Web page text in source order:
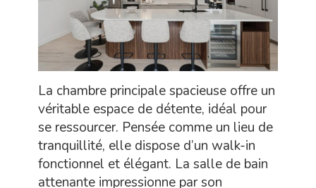
La chambre principale spacieuse offre un
véritable espace de détente, idéal pour
se ressourcer. Pensée comme un lieu de
tranquillité, elle dispose d’un walk-in
fonctionnel et élégant. La salle de bain
attenante impressionne par son